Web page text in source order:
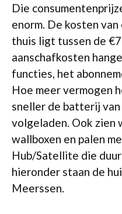
Die
enorm. De kosten
thuis ligt tussen de
aanschafkosten
functies, het
Hoe meer vermogen
sneller de batterij
volgeladen. Ook zien
wallboxen en palen
Hub/Satellite die
hieronder staan de
Meerssen.